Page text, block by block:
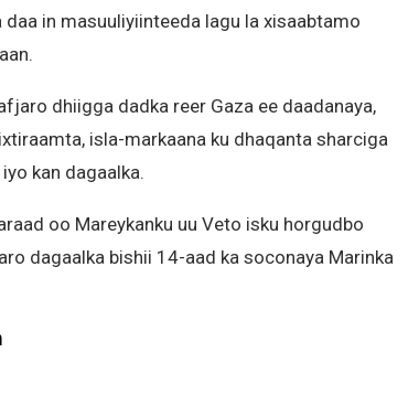
in masuuliyiinteeda lagu la xisaabtamo
dhiigga dadka reer Gaza ee daadanaya,
isla-markaana ku dhaqanta sharciga
kan dagaalka.
oo Mareykanku uu Veto isku horgudbo
dagaalka bishii 14-aad ka soconaya Marinka